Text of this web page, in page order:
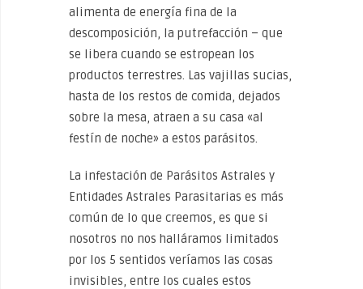
alimenta de energía fina de la
descomposición, la putrefacción – que
se libera cuando se estropean los
productos terrestres. Las vajillas sucias,
hasta de los restos de comida, dejados
sobre la mesa, atraen a su casa «al
festín de noche» a estos parásitos.
La infestación de Parásitos Astrales y
Entidades Astrales Parasitarias es más
común de lo que creemos, es que si
nosotros no nos halláramos limitados
por los 5 sentidos veríamos las cosas
invisibles, entre los cuales estos